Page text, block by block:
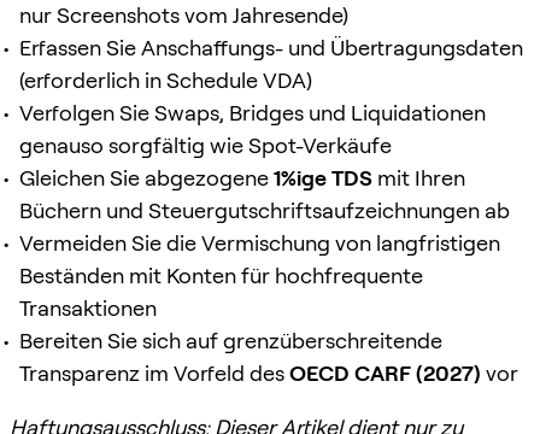
nur Screenshots vom Jahresende)
Erfassen Sie Anschaffungs- und Übertragungsdaten
(erforderlich in Schedule VDA)
Verfolgen Sie Swaps, Bridges und Liquidationen
genauso sorgfältig wie Spot-Verkäufe
Gleichen Sie abgezogene1%ige TDS mit Ihren
Büchern und Steuergutschriftsaufzeichnungen ab
Vermeiden Sie die Vermischung von langfristigen
Beständen mit Konten für hochfrequente
Transaktionen
Bereiten Sie sich auf grenzüberschreitende
Transparenz im Vorfeld desOECD CARF (2027) vor
Haftungsausschluss: Dieser Artikel dient nur zu